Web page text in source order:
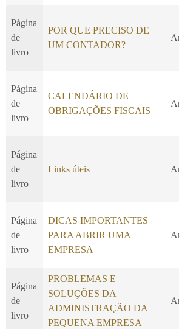
Página
de
livro
POR QUE PRECISO DE
UM CONTADOR?
Página
de
livro
CALENDÁRIO DE
OBRIGAÇÕES FISCAIS
Página
de
livro
Links úteis
Página
de
livro
DICAS IMPORTANTES
PARA ABRIR UMA
EMPRESA
Página
de
livro
PROBLEMAS E
SOLUÇÕES DA
ADMINISTRAÇÃO DA
PEQUENA EMPRESA